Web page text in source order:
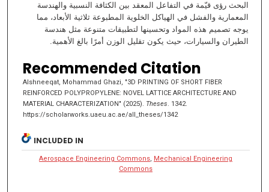
البحث رؤى قيّمة في التفاعل المعقد بين الكثافة النسبية والهندسة
المعمارية والفشل في الهياكل الخلوية المطبوعة ثلاثية الأبعاد، مما
يوجه تصميم هذه المواد وتحسينها لتطبيقات متنوعة مثل هندسة
الطيران والسيارات، حيث يكون تقليل الوزن أمرًا بالغ الأهمية.
Recommended Citation
Alshneeqat, Mohammad Ghazi, "3D PRINTING OF SHORT FIBER
REINFORCED POLYPROPYLENE: NOVEL LATTICE ARCHITECTURE AND
MATERIAL CHARACTERIZATION" (2025). Theses. 1342.
https://scholarworks.uaeu.ac.ae/all_theses/1342
INCLUDED IN
Aerospace Engineering Commons, Mechanical Engineering
Commons